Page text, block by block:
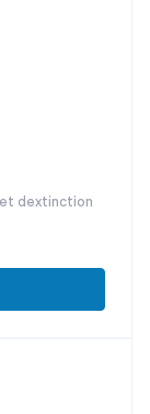
dextinction